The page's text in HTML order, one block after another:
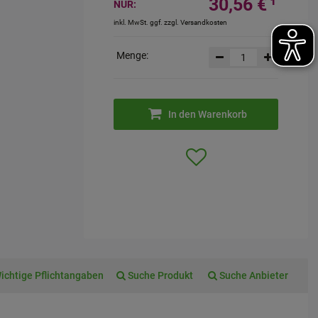
NUR: 30,56 € ¹
inkl. MwSt. ggf. zzgl. Versandkosten
Menge:
In den Warenkorb
Pflichtangaben Suche Produkt Suche Anbieter